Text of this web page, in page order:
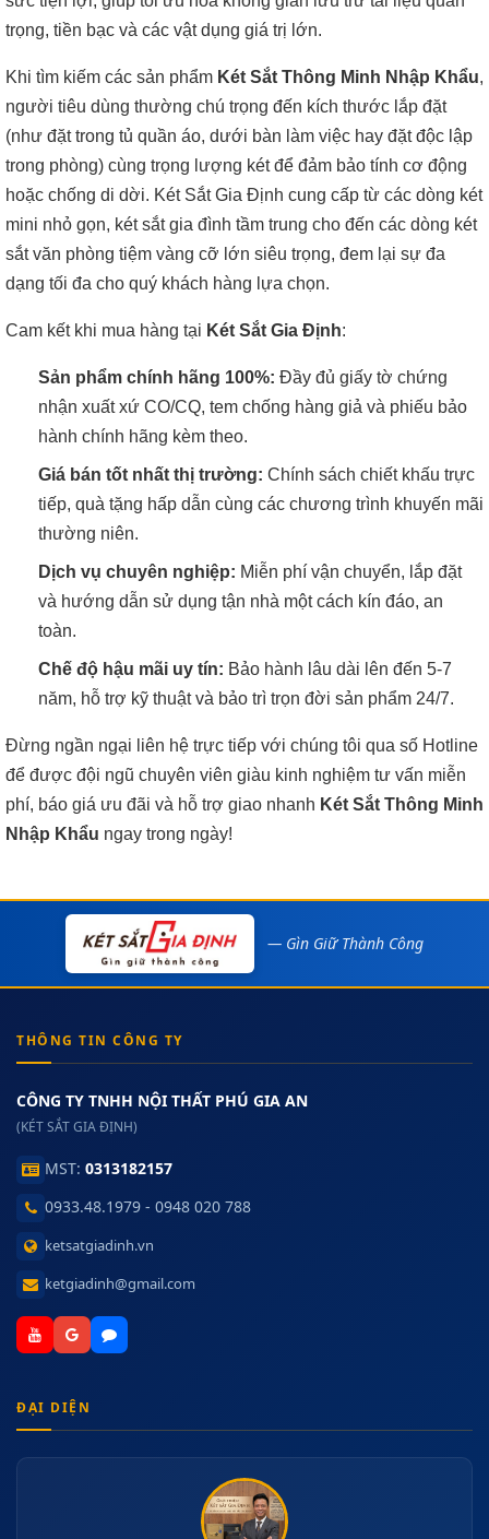
trọng, tiền bạc và các vật dụng giá trị lớn.
Khi tìm kiếm các sản phẩm Két Sắt Thông Minh Nhập Khẩu,
người tiêu dùng thường chú trọng đến kích thước lắp đặt
(như đặt trong tủ quần áo, dưới bàn làm việc hay đặt độc lập
trong phòng) cùng trọng lượng két để đảm bảo tính cơ động
hoặc chống di dời. Két Sắt Gia Định cung cấp từ các dòng két
mini nhỏ gọn, két sắt gia đình tầm trung cho đến các dòng két
sắt văn phòng tiệm vàng cỡ lớn siêu trọng, đem lại sự đa
dạng tối đa cho quý khách hàng lựa chọn.
Cam kết khi mua hàng tại Két Sắt Gia Định:
Sản phẩm chính hãng 100%: Đầy đủ giấy tờ chứng
nhận xuất xứ CO/CQ, tem chống hàng giả và phiếu bảo
hành chính hãng kèm theo.
Giá bán tốt nhất thị trường: Chính sách chiết khấu trực
tiếp, quà tặng hấp dẫn cùng các chương trình khuyến mãi
thường niên.
Dịch vụ chuyên nghiệp: Miễn phí vận chuyển, lắp đặt
và hướng dẫn sử dụng tận nhà một cách kín đáo, an
toàn.
Chế độ hậu mãi uy tín: Bảo hành lâu dài lên đến 5-7
năm, hỗ trợ kỹ thuật và bảo trì trọn đời sản phẩm 24/7.
Đừng ngần ngại liên hệ trực tiếp với chúng tôi qua số Hotline
để được đội ngũ chuyên viên giàu kinh nghiệm tư vấn miễn
phí, báo giá ưu đãi và hỗ trợ giao nhanh Két Sắt Thông Minh
Nhập Khẩu ngay trong ngày!
— Gìn Giữ Thành Công
THÔNG TIN CÔNG TY
CÔNG TY TNHH NỘI THẤT PHÚ GIA AN
(KÉT SẮT GIA ĐỊNH)
MST: 0313182157
0933.48.1979 - 0948 020 788
ketsatgiadinh.vn
ketgiadinh@gmail.com
ĐẠI DIỆN